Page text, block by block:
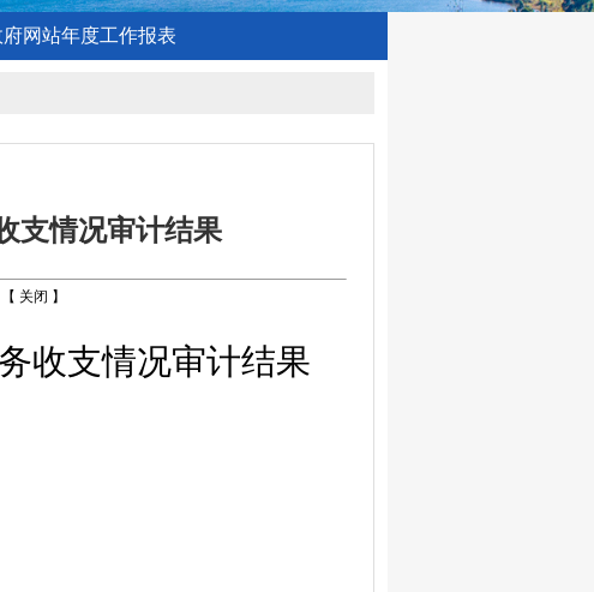
府网站年度工作报表
支情况审计结果
关闭 】
收支情况审计结果